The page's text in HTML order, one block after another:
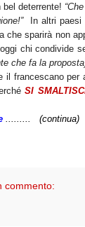
deterrente!
In altri paesi
che sparirà non
chi condivide
che fa la
il francescano
SI
......... (continua)
commento: